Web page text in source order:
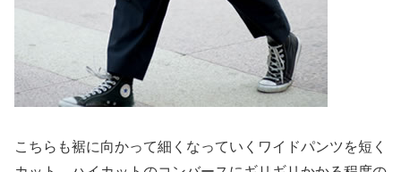
こちらも裾に向かって細くなっていくワイドパンツを短く